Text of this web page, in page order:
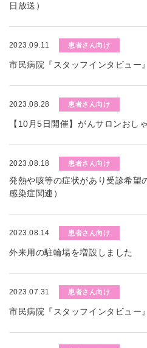
日放送）
2023.09.11 患者さん向け
市民病院『スタッフインタビュー
2023.08.28 患者さん向け
【10月5日開催】がんサロンおし
2023.08.18 患者さん向け
発熱や咳等の症状があり受診希望
感染症関連）
2023.08.14 患者さん向け
外来用の駐輪場を増設しました
2023.07.31 患者さん向け
市民病院『スタッフインタビュー